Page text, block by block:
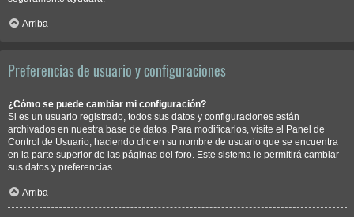
Arriba
Preferencias de usuario y configuraciones
¿Cómo se puede cambiar mi configuración?
Si es un usuario registrado, todos sus datos y configuraciones están
archivados en nuestra base de datos. Para modificarlos, visite el Panel de
Control de Usuario; haciendo clic en su nombre de usuario que se encuentra
en la parte superior de las páginas del foro. Este sistema le permitirá cambiar
sus datos y preferencias.
Arriba